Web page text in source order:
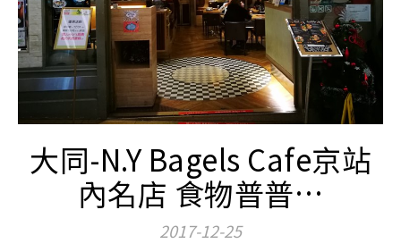
大同-N.Y Bagels Cafe京站
內名店 食物普普…
2017-12-25